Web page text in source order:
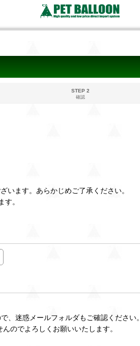
STEP 2
確認
います。あらかじめご了承ください。
。
、迷惑メールフォルダもご確認ください。
のでよろしくお願いいたします。